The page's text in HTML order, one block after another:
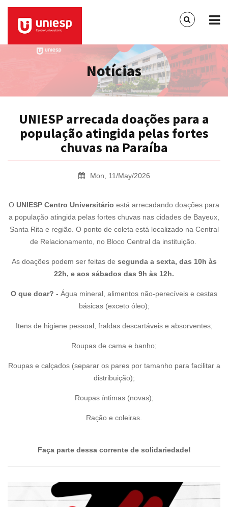
Notícias
UNIESP arrecada doações para a
população atingida pelas fortes
chuvas na Paraíba
Mon, 11/May/2026
O UNIESP Centro Universitário está arrecadando doações para
a população atingida pelas fortes chuvas nas cidades de Bayeux,
Santa Rita e região. O ponto de coleta está localizado na Central
de Relacionamento, no Bloco Central da instituição.
As doações podem ser feitas de segunda a sexta, das 10h às
22h, e aos sábados das 9h às 12h.
O que doar? - Água mineral, alimentos não-perecíveis e cestas
básicas (exceto óleo);
Itens de higiene pessoal, fraldas descartáveis e absorventes;
Roupas de cama e banho;
Roupas e calçados (separar os pares por tamanho para facilitar a
distribuição);
Roupas íntimas (novas);
Ração e coleiras.
Faça parte dessa corrente de solidariedade!